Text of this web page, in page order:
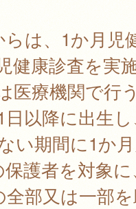
は、1か月児
健康診査を実
医療機関で行
以降に出生
い期間に1か
護者を対象
部又は一部